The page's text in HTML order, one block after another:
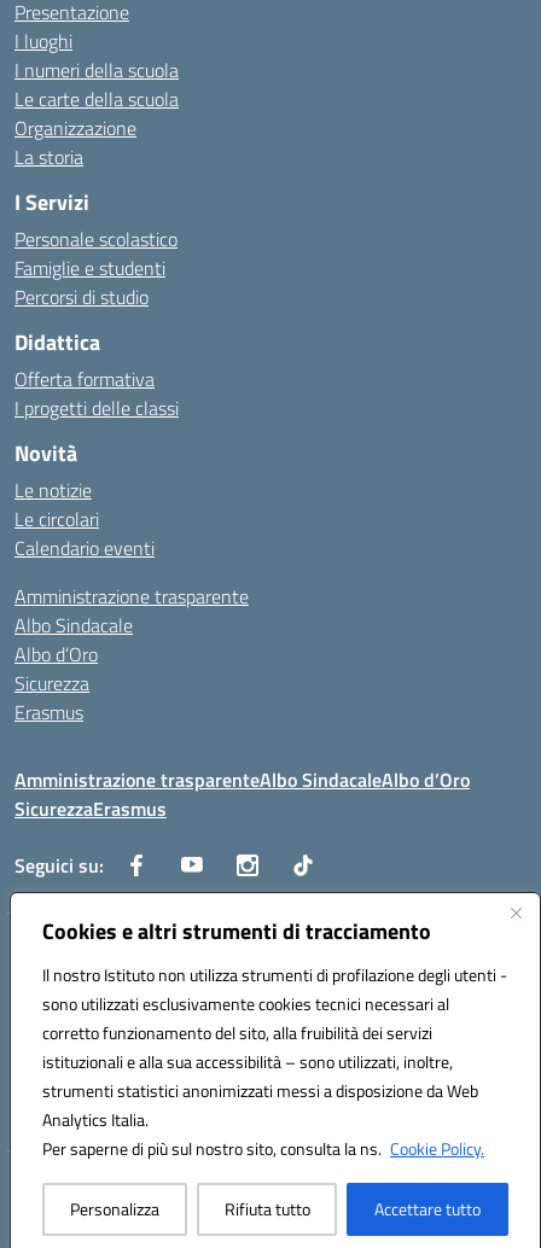
Cookies e altri strumenti di tracciamento
Il nostro Istituto non utilizza strumenti di profilazione degli utenti -
sono utilizzati esclusivamente cookies tecnici necessari al
corretto funzionamento del sito, alla fruibilità dei servizi
istituzionali e alla sua accessibilità – sono utilizzati, inoltre,
strumenti statistici anonimizzati messi a disposizione da Web
Analytics Italia.
Per saperne di più sul nostro sito, consulta la ns. Cookie Policy.
Personalizza Rifiuta tutto Accettare tutto
Presentazione
I luoghi
I numeri della scuola
Le carte della scuola
Organizzazione
La storia
I Servizi
Personale scolastico
Famiglie e studenti
Percorsi di studio
Didattica
Offerta formativa
I progetti delle classi
Novità
Le notizie
Le circolari
Calendario eventi
Amministrazione trasparente
Albo Sindacale
Albo d’Oro
Sicurezza
Erasmus
Amministrazione trasparenteAlbo SindacaleAlbo d’Oro
SicurezzaErasmus
Seguici su:
Centralino:0885.426034 Email:FGTD02000P@istruzione.it
Posta elettronica certificata (PEC):fgtd02000p@pec.istruzione.it
Codice fiscale: 81002930717
Codice meccanografico:FGTD02000P
Codice unico di fatturazione (CUF): UFUN7Y
Hosting & Powered by 3D Solution S.r.l.
Concept & Design by Designers Italia